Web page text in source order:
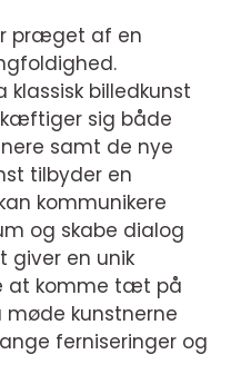
præget af en
billedkunst
sig både
samt de nye
tilbyder en
kommunikere
og skabe dialog
giver en unik
at komme tæt på
kunstnerne
ferniseringer og